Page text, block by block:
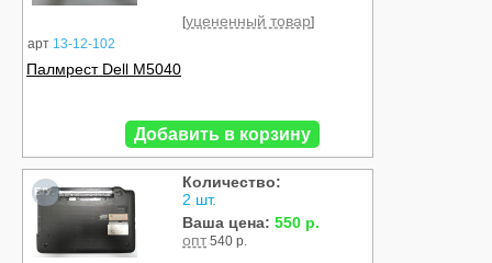
арт 13-12-102
[уцененный товар]
Палмрест Dell M5040
Добавить в корзину
Б/У
Количество:
2 шт.
Ваша цена: 550 р.
опт 540 р.